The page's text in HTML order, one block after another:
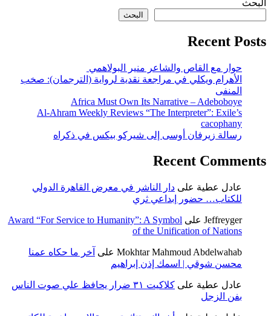
البحث
البحث
Recent Posts
حوار مع القاص والشاعر منير البولاهمي
الأهرام ويكلي في مراجعة نقدية لرواية (الترجمان): صخب
المنفى
Africa Must Own Its Narrative – Adeboboye
Al-Ahram Weekly Reviews “The Interpreter”: Exile’s
cacophany
رسالة زيرفان أوسى إلى شيركو بيكس في ذكراه
Recent Comments
عادل عطية على دار الناشر في معرض القاهرة الدولي
للكتاب… حضور إبداعي ثري
Jeffreyger على Award “For Service to Humanity”: A Symbol
of the Unification of Nations
Mokhtar Mahmoud Abdelwahab على آخر ما حكاه عمنا
محسن شوقي | اسمك إذن إبراهيم
عادل عطية على
كلاكيت ٣١ ضرار يحافظ علي صوت الناس
بفن الزجل